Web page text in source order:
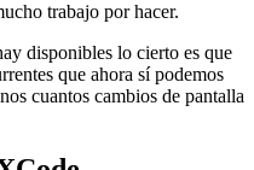
trabajo por hacer.
disponibles lo cierto es que
que ahora sí podemos
cuantos cambios de pantalla